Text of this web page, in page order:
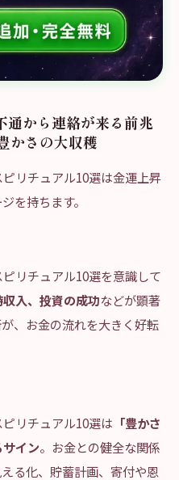
通から連絡が来る前兆
かさの大収穫
リチュアル10選は金運上昇
を持ちます。
リチュアル10選を意識して
入、投資の成功などが顕著
、お金の流れを大きく好転
リチュアル10選は 「豊かさ
イン。お金との健全な関係
る化、貯蓄計画、寄付や恩